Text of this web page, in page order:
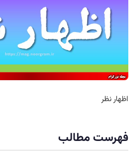
اظهار نظر
فهرست مطالب